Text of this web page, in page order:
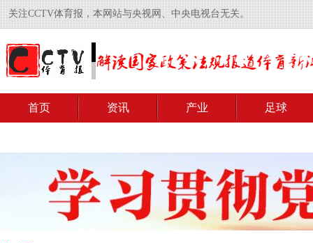
关注CCTV体育报，本网站与央视网、中央电视台无关。
首页 资讯 产业 足球